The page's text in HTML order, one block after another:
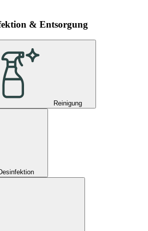
& Entsorgung
Reinigung